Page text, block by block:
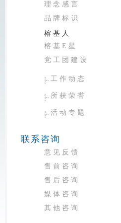
理念感言
品牌标识
榕基人
榕基E星
党工团建设
工作动态
所获荣誉
活动专题
联系咨询
意见反馈
售前咨询
售后咨询
媒体咨询
其他咨询